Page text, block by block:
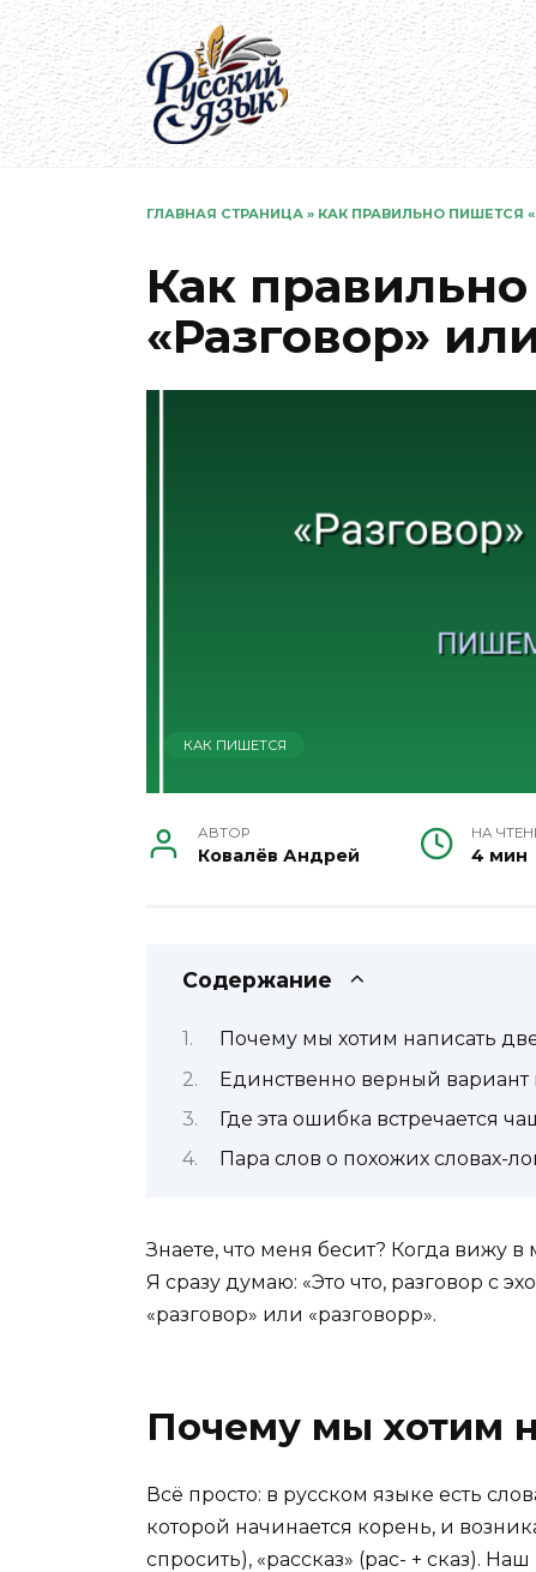
Перейти
к
содержанию
ГЛАВНАЯ СТРАНИЦА » КАК ПРАВИЛЬНО ПИШЕТСЯ
Как
«Разговор»
КАК ПИШЕТСЯ
АВТОР
Ковалёв Андрей
НА
4 мин
Содержание
Почему мы хотим написать
Единственно верный вариант
Где эта ошибка встречается
Пара слов о похожих словах-
Знаете, что меня бесит? Когда вижу
Я сразу думаю: «Это что, разговор с
«разговор» или «разговорр».
Почему мы хотим
Всё просто: в русском языке есть
которой начинается корень, и
спросить), «рассказ» (рас- + сказ).